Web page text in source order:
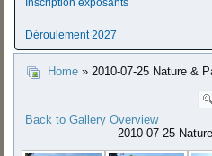
Inscription exposants
Déroulement 2027
Home » 2010-07-25 Nature &
Back to Gallery Overview
2010-07-25